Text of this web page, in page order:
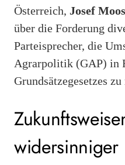
Österreich, Josef
über die Forderung
Parteisprecher, die
Agrarpolitik (GAP) in
Grundsätzegesetzes zu
widersinniger